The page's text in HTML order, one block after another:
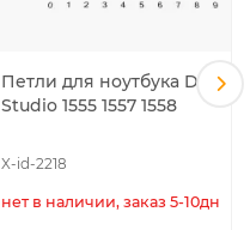
Петли для ноутбука Dell
Studio 1555 1557 1558
X-id-2218
нет в наличии, заказ 5-10дн.